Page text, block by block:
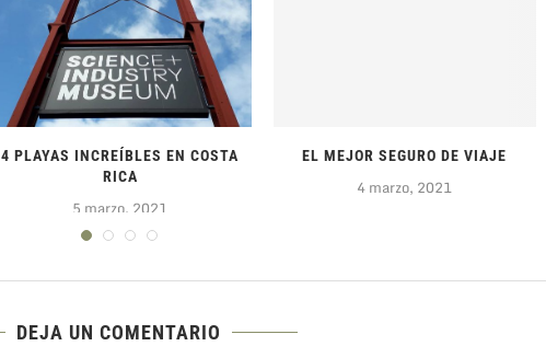
4 PLAYAS INCREÍBLES EN COSTA
RICA
5 marzo, 2021
EL MEJOR SEGURO DE VIAJE
4 marzo, 2021
DEJA UN COMENTARIO